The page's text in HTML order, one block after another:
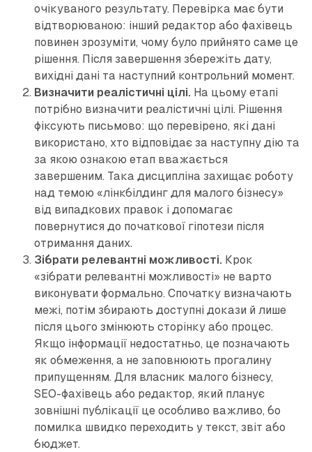
очікуваного результату. Перевірка має бути
відтворюваною: інший редактор або фахівець
повинен зрозуміти, чому було прийнято саме це
рішення. Після завершення збережіть дату,
вихідні дані та наступний контрольний момент.
Визначити реалістичні цілі. На цьому етапі
потрібно визначити реалістичні цілі. Рішення
фіксують письмово: що перевірено, які дані
використано, хто відповідає за наступну дію та
за якою ознакою етап вважається
завершеним. Така дисципліна захищає роботу
над темою «лінкбілдинг для малого бізнесу»
від випадкових правок і допомагає
повернутися до початкової гіпотези після
отримання даних.
Зібрати релевантні можливості. Крок
«зібрати релевантні можливості» не варто
виконувати формально. Спочатку визначають
межі, потім збирають доступні докази й лише
після цього змінюють сторінку або процес.
Якщо інформації недостатньо, це позначають
як обмеження, а не заповнюють прогалину
припущенням. Для власник малого бізнесу,
SEO-фахівець або редактор, який планує
зовнішні публікації це особливо важливо, бо
помилка швидко переходить у текст, звіт або
бюджет.